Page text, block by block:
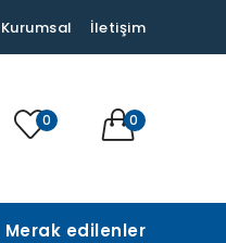
Kurumsal İletişim
0 0
Merak edilenler